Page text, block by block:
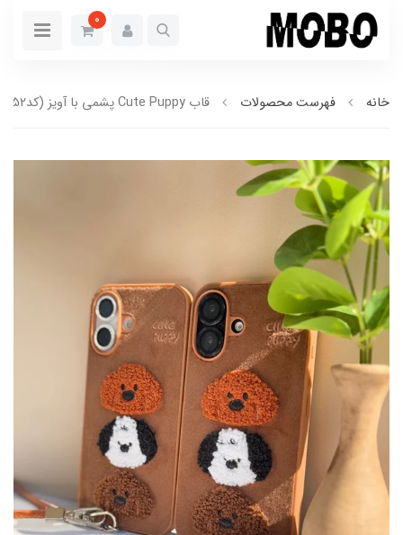
0
خانه فهرست محصولات قاب Cute Puppy پشمی با آویز (کدC1952)